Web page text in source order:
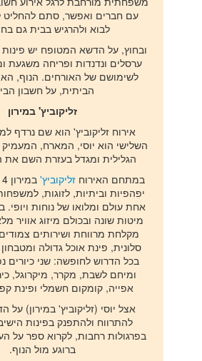
עם חברים ואפשר, סתם להחליט
לבוא ולהרגיש בבית גם
ובחוץ, על הדשא המטופח יש פינות
ערסלים ונדנדות ופריחה משגעת
לשימושם של האורחים. הנוף,
הביתית, על חשבון
זליקוביץ' במירון
אירוח זליקוביץ' הוא שם נרדף
השלישי הוא יוסי, המארח,
הגלילית ומגדל בעזרת השם את
במתחם האירוח זליקוביץ'
יפהפיות וביתיות, לזוגות,
אחת עולם ומלואו של נוחות
מיטות שונה ובכולם מיזוג אוויר
מקלחת מרווחת ושירותים
סלונית, פינת אוכל גדולה
בכל הדרוש לחופשה: שני כיורים
ומיחם לשבת, מקרר, מיקרוגל,
אפייה, קומקום חשמלי ופינת
אצל יוסי (זליקוביץ' במירון) על
להתרווח ולהתפנק בפינות
בפרגולות רחבות, לקרוא ספר על
ברוגע מול הנוף.